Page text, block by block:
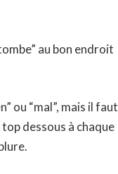
au bon endroit
ou “mal”, mais il faut
dessous à chaque